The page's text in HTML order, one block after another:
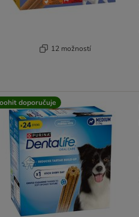
12 možností
doporučuje